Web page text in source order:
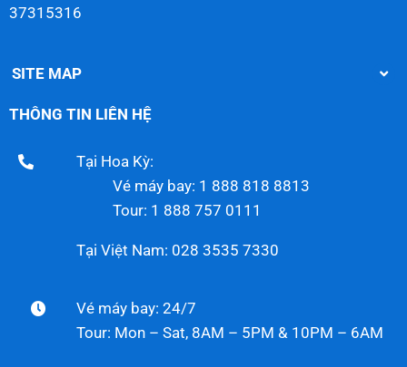
37315316
SITE MAP
THÔNG TIN LIÊN HỆ
Tại Hoa Kỳ:
Vé máy bay: 1 888 818 8813
Tour: 1 888 757 0111
Tại Việt Nam: 028 3535 7330
Vé máy bay: 24/7
Tour: Mon – Sat, 8AM – 5PM & 10PM – 6AM